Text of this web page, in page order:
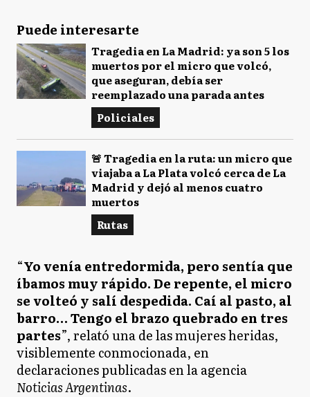
Puede interesarte
Tragedia en La Madrid: ya son 5 los
muertos por el micro que volcó,
que aseguran, debía ser
reemplazado una parada antes
Policiales
🚨 Tragedia en la ruta: un micro que
viajaba a La Plata volcó cerca de La
Madrid y dejó al menos cuatro
muertos
Rutas
“Yo venía entredormida, pero sentía que
íbamos muy rápido. De repente, el micro
se volteó y salí despedida. Caí al pasto, al
barro… Tengo el brazo quebrado en tres
partes”, relató una de las mujeres heridas,
visiblemente conmocionada, en
declaraciones publicadas en la agencia
Noticias Argentinas.